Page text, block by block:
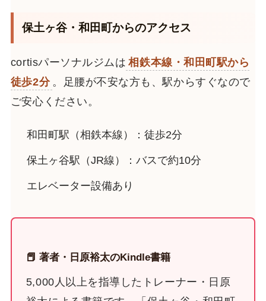
保土ヶ谷・和田町からのアクセス
cortisパーソナルジムは 相鉄本線・和田町駅から
徒歩2分 。足腰が不安な方も、駅からすぐなので
ご安心ください。
和田町駅（相鉄本線）：徒歩2分
保土ヶ谷駅（JR線）：バスで約10分
エレベーター設備あり
📕 著者・日原裕太のKindle書籍
5,000人以上を指導したトレーナー・日原